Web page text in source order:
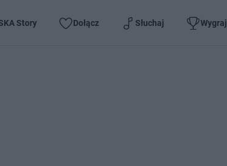
Story Dołącz Słuchaj Wygraj